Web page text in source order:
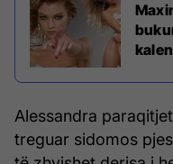
Alessandra
treguar sidomos